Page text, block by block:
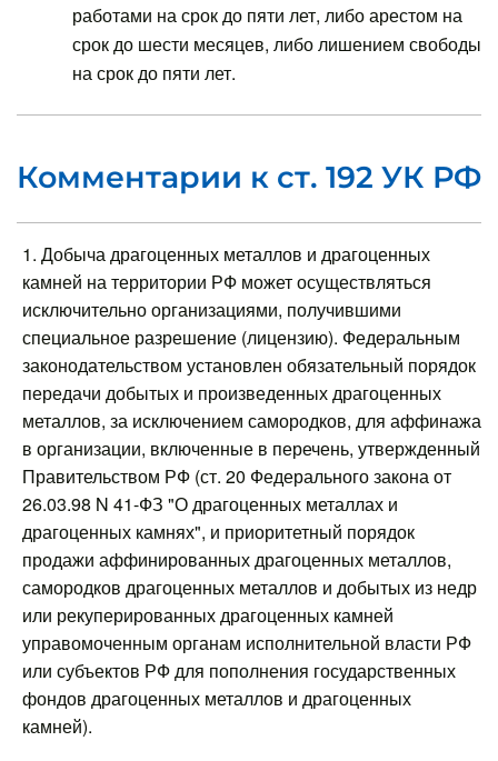
работами на срок до пяти лет, либо арестом на
срок до шести месяцев, либо лишением свободы
на срок до пяти лет.
Комментарии к ст. 192 УК РФ
1. Добыча драгоценных металлов и драгоценных
камней на территории РФ может осуществляться
исключительно организациями, получившими
специальное разрешение (лицензию). Федеральным
законодательством установлен обязательный порядок
передачи добытых и произведенных драгоценных
металлов, за исключением самородков, для аффинажа
в организации, включенные в перечень, утвержденный
Правительством РФ (ст. 20 Федерального закона от
26.03.98 N 41-ФЗ "О драгоценных металлах и
драгоценных камнях", и приоритетный порядок
продажи аффинированных драгоценных металлов,
самородков драгоценных металлов и добытых из недр
или рекуперированных драгоценных камней
управомоченным органам исполнительной власти РФ
или субъектов РФ для пополнения государственных
фондов драгоценных металлов и драгоценных
камней).